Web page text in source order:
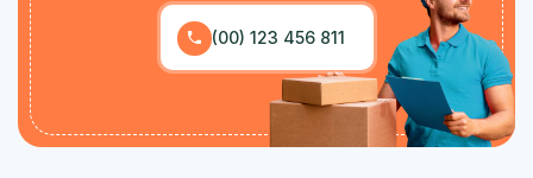
(00) 123 456 811